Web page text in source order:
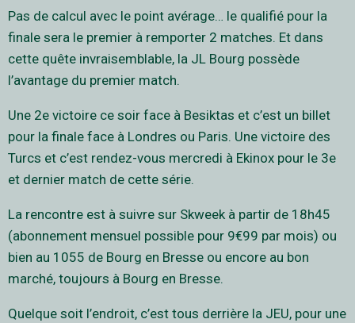
Pas de calcul avec le point avérage… le qualifié pour la
finale sera le premier à remporter 2 matches. Et dans
cette quête invraisemblable, la JL Bourg possède
l’avantage du premier match.
Une 2e victoire ce soir face à Besiktas et c’est un billet
pour la finale face à Londres ou Paris. Une victoire des
Turcs et c’est rendez-vous mercredi à Ekinox pour le 3e
et dernier match de cette série.
La rencontre est à suivre sur Skweek à partir de 18h45
(abonnement mensuel possible pour 9€99 par mois) ou
bien au 1055 de Bourg en Bresse ou encore au bon
marché, toujours à Bourg en Bresse.
Quelque soit l’endroit, c’est tous derrière la JEU, pour une